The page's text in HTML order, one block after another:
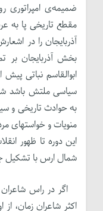
ضمیمه‌ی امپراتوری
مقطع تاریخی پا به
آذربایجان را در
بخش آذربایجان بر
ابوالقاسم نباتی
سیاسی ملتش باشد
به حوادث تاریخی و
منویات و خواستهای
این دوره تا ظهور
شمال ارس با تشکیل
اگر در راس
اکثر شاعران زمان،